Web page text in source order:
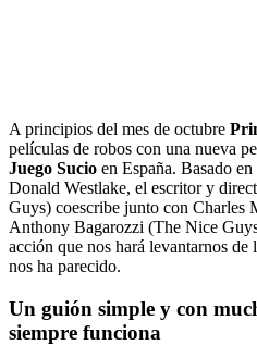
A principios del mes de octubre
películas de robos con una nueva
Juego Sucio en España. Basado
Donald Westlake, el escritor y
Guys) coescribe junto con Charles
Anthony Bagarozzi (The Nice
acción que nos hará levantarnos
nos ha parecido.
Un guión simple y con
siempre funciona